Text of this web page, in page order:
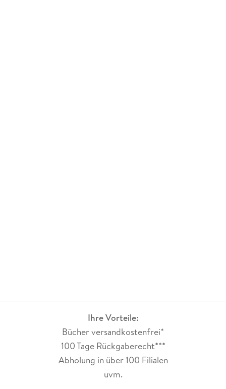
Ihre Vorteile:
Bücher versandkostenfrei*
100 Tage Rückgaberecht***
Abholung in über 100 Filialen
uvm.